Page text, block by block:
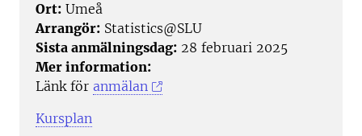
Ort: Umeå
Arrangör: Statistics@SLU
Sista anmälningsdag: 28 februari 2025
Mer information:
Länk för anmälan
Kursplan